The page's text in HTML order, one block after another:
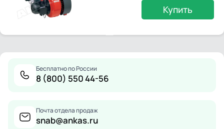
Купить
Бесплатно по России
8 (800) 550 44-56
Почта отдела продаж
snab@ankas.ru